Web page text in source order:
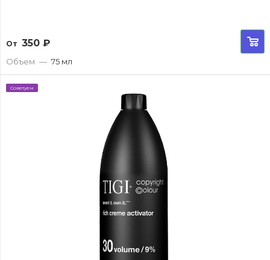
От 350 ₽
Объем — 75 мл
Советуем